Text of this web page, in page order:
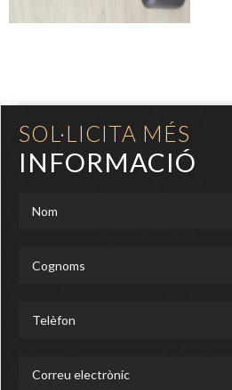
SOL·LICITA MÉS
INFORMACIÓ